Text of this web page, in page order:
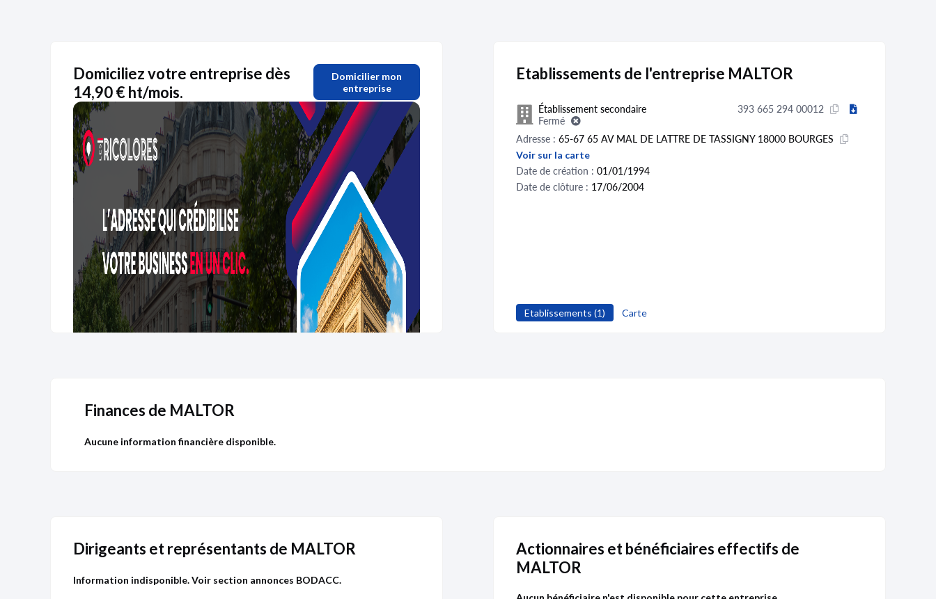
Domiciliez votre entreprise dès
14,90 € ht/mois.
Domicilier mon
entreprise
Etablissements de l'entreprise MALTOR
Établissement secondaire
Fermé
393 665 294 00012
Adresse : 65-67 65 AV MAL DE LATTRE DE TASSIGNY 18000 BOURGES
Voir sur la carte
Date de création : 01/01/1994
Date de clôture : 17/06/2004
Etablissements (1) Carte
Finances de MALTOR
Aucune information financière disponible.
Dirigeants et représentants de MALTOR
Information indisponible. Voir section annonces BODACC.
Actionnaires et bénéficiaires effectifs de
MALTOR